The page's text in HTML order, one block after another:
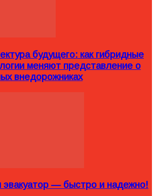
будущего: как гибридные
меняют представление о
внедорожниках
эвакуатор — быстро и надежно!